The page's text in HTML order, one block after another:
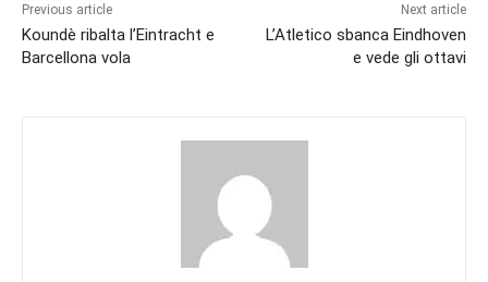
Previous article
Koundè ribalta l’Eintracht e
Barcellona vola
Next article
L’Atletico sbanca Eindhoven
e vede gli ottavi